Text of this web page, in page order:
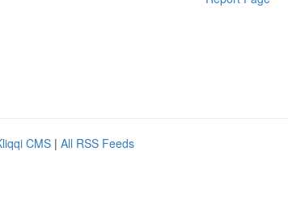
CMS | All RSS Feeds